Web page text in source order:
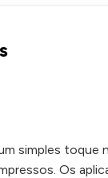
simples
Os